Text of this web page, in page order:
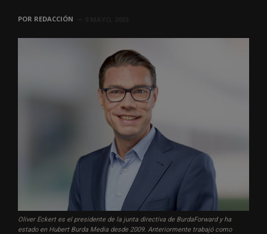
POR REDACCIÓN
Oliver Eckert es el presidente de la junta directiva de BurdaForward y ha
estado en Hubert Burda Media desde 2009. Anteriormente trabajó como